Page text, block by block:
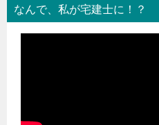
なんで、私が宅建士に！？